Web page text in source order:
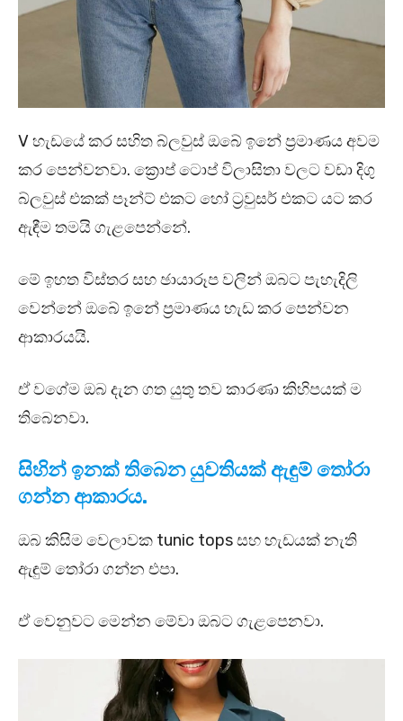
V හැඩයේ කර සහිත බ්ලවුස් ඔබේ ඉනේ ප්‍රමාණය අවම
කර පෙන්වනවා. ක්‍රොප් ටොප් විලාසිතා වලට වඩා දිගු
බ්ලවුස් එකක් පෑන්ට් එකට හෝ ට්‍රවුසර් එකට යට කර
ඇඳීම තමයි ගැළපෙන්නේ.
මේ ඉහත විස්තර සහ ඡායාරූප වලින් ඔබට පැහැදිලි
වෙන්නේ ඔබේ ඉනේ ප්‍රමාණය හැඩ කර පෙන්වන
ආකාරයයි.
ඒ වගේම ඔබ දැන ගත යුතු තව කාරණා කිහිපයක් ම
තිබෙනවා.
සිහින් ඉනක් තිබෙන යුවතියක් ඇඳුම් තෝරා
ගන්න ආකාරය.
ඔබ කිසිම වෙලාවක tunic tops සහ හැඩයක් නැති
ඇඳුම් තෝරා ගන්න එපා.
ඒ වෙනුවට මෙන්න මේවා ඔබට ගැළපෙනවා.